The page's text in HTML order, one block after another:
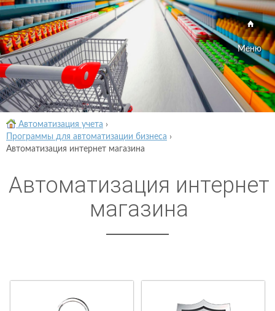
Меню
Автоматизация учета ›
Программы для автоматизации бизнеса ›
Автоматизация интернет магазина
Автоматизация интернет
магазина